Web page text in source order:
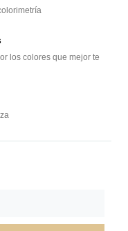
los colores que mejor te